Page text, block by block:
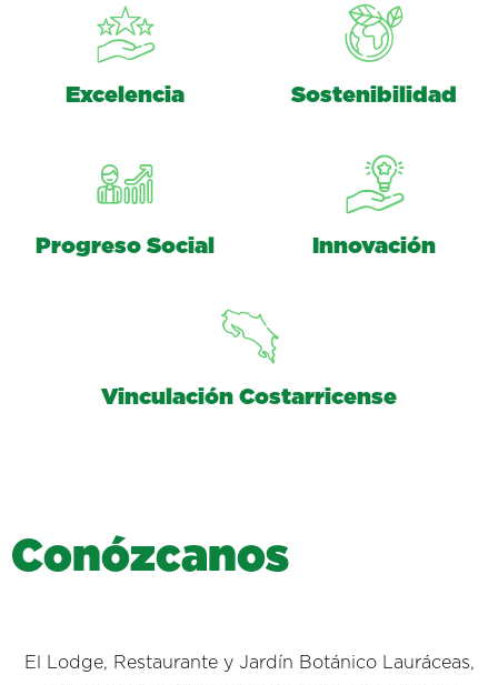
Excelencia Sostenibilidad
Progreso Social Innovación
Vinculación Costarricense
Conózcanos
El Lodge, Restaurante y Jardín Botánico Lauráceas,